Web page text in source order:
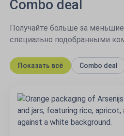
Combo deal
Получайте больше за
специально подобранными
Показать всё Combo deal